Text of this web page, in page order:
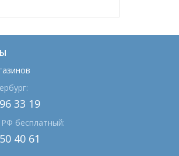
33 19
бесплатный:
40 61